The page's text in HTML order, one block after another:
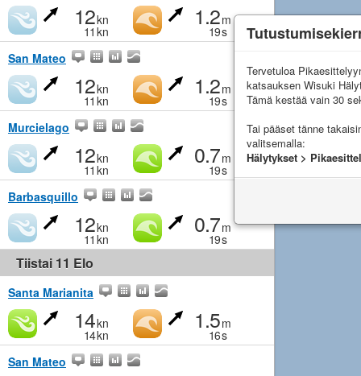
12kn
11 kn
1.2m
19s
San Mateo
12kn
11 kn
1.2m
19s
Murcielago
12kn
11 kn
0.7m
19s
Barbasquillo
12kn
11 kn
0.7m
19s
Tiistai 11 Elo
Santa Marianita
14kn
14kn
1.5m
16s
San Mateo
Tervetuloa
katsauksen Wisuki
Tämä kestää vain 30
Tai pääset tänne
valitsemalla:
Hälytykset >